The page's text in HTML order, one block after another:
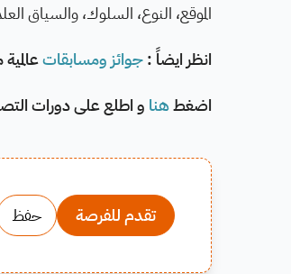
الموقع، النوع، السلوك، والسياق
انظر ايضاً :جوائز ومسابقات
اضغطهنا و اطلع على دورات
تقدم للفرصة حفظ